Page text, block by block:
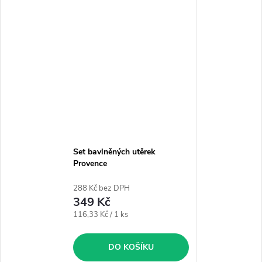
Set bavlněných utěrek
Provence
288 Kč bez DPH
349 Kč
Měrná
116,33 Kč / 1 ks
DO KOŠÍKU